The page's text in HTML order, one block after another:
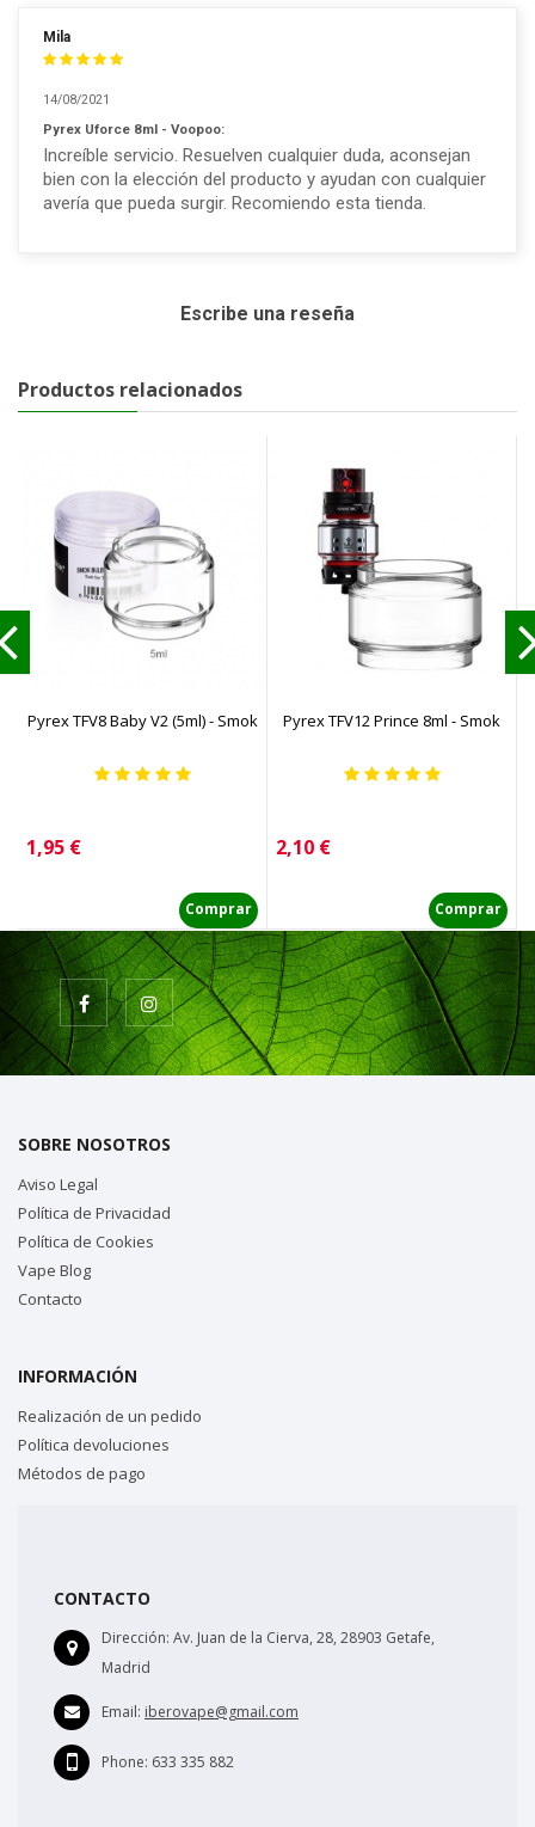
Mila
14/08/2021
Pyrex Uforce 8ml - Voopoo:
Increíble servicio. Resuelven cualquier duda, aconsejan
bien con la elección del producto y ayudan con cualquier
avería que pueda surgir. Recomiendo esta tienda.
Escribe una reseña
Productos relacionados
Pyrex TFV8 Baby V2 (5ml) - Smok
Precio
1,95 €
Comprar
Pyrex TFV12 Prince 8ml - Smok
Precio
2,10 €
Comprar
SOBRE NOSOTROS
Aviso Legal
Política de Privacidad
Política de Cookies
Vape Blog
Contacto
INFORMACIÓN
Realización de un pedido
Política devoluciones
Métodos de pago
CONTACTO
Dirección: Av. Juan de la Cierva, 28, 28903 Getafe,
Madrid
Email: iberovape@gmail.com
Phone: 633 335 882